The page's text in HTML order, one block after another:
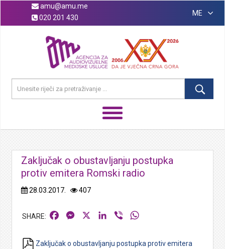
amu@amu.me
020 201 430
ME
Zaključak o obustavljanju postupka
protiv emitera Romski radio
28.03.2017. 407
FacebookMessengerLinkedIn
Viber
Zaključak o obustavljanju postupka protiv emitera